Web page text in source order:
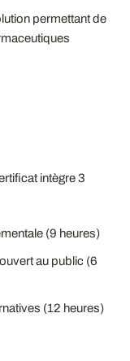
permettant de
intègre 3
(9 heures)
au public (6
(12 heures)